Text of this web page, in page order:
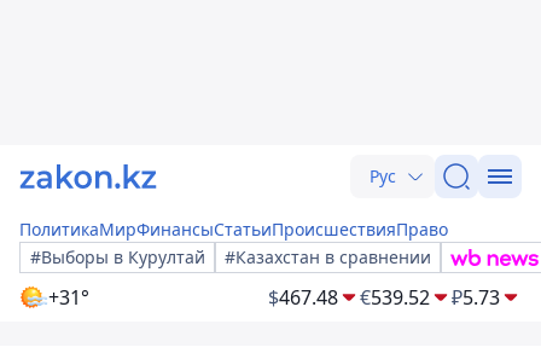
Рус
ПолитикаМирФинансыСтатьиПроисшествияПраво
#Выборы в Курултай
#Казахстан в сравнении
+31° $467.48 €539.52 ₽5.73